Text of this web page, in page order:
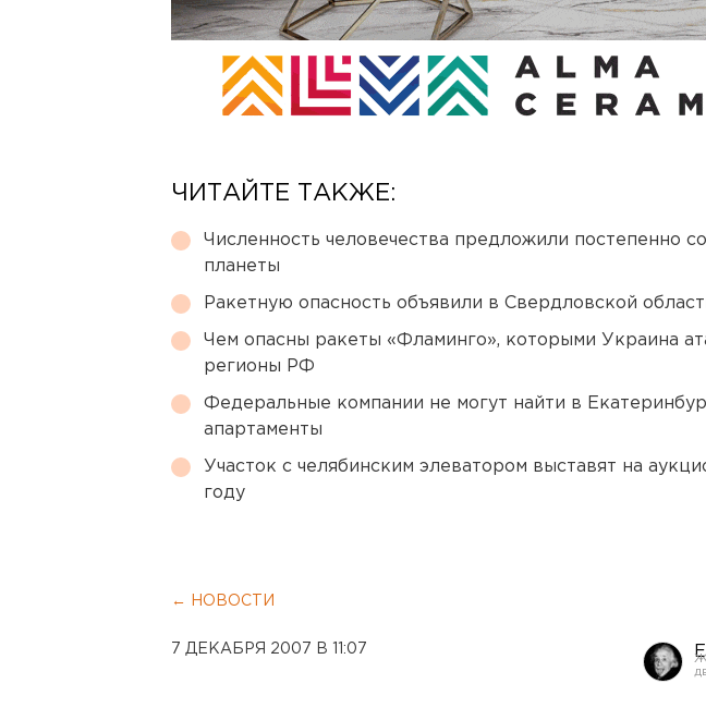
ЧИТАЙТЕ ТАКЖЕ:
Численность человечества предложили постепенно
планеты
Ракетную опасность объявили в Свердловской
Чем опасны ракеты «Фламинго», которыми Украина
регионы РФ
Федеральные компании не могут найти в
апартаменты
Участок с челябинским элеватором выставят на
году
← НОВОСТИ
7 ДЕКАБРЯ 2007 В 11:07